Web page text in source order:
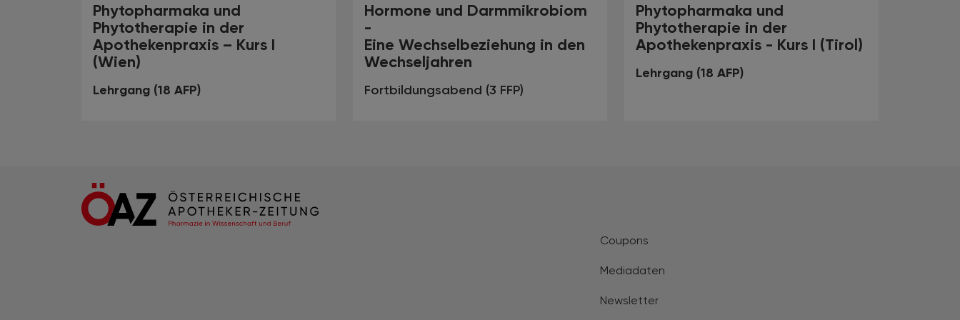
Phytopharmaka und
Phytotherapie in der
Apothekenpraxis – Kurs I
(Wien)
Lehrgang (18 AFP)
Hormone und Darmmikrobiom
-
Eine Wechselbeziehung in den
Wechseljahren
Fortbildungsabend (3 FFP)
Phytopharmaka und
Phytotherapie in der
Apothekenpraxis - Kurs I (Tirol)
Lehrgang (18 AFP)
Coupons
Mediadaten
Newsletter